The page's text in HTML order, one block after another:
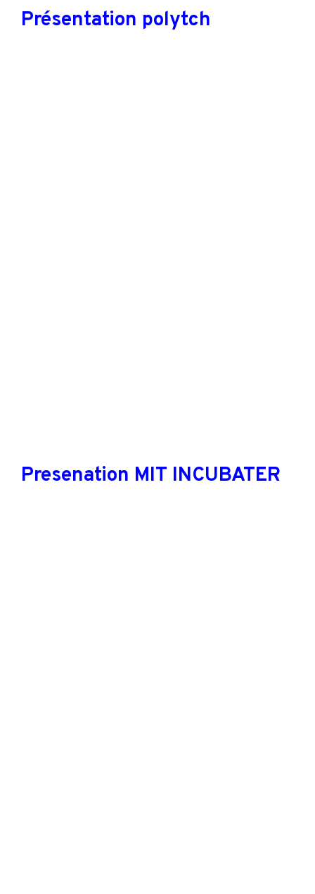
Présentation polytch
Presenation MIT INCUBATER